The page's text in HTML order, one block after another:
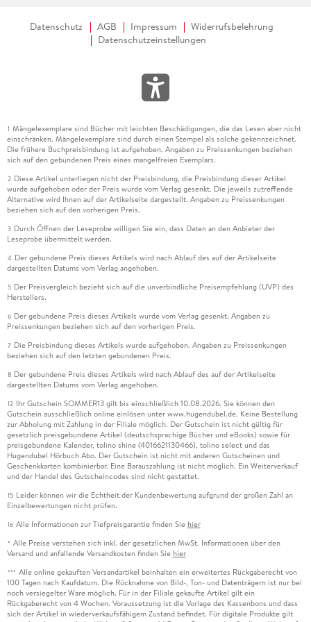
ein beglückender Roman voller Zartheit und Hoffnung. «
Kerstin Hämke, BÜCHERMAGAZIN
»Besonders zu empfehlen für einen Tag am See. «
Laura Maginot, BRIGITTE. DE
geschrieben. Es ist eine starke Coming-of-Age-Geschichte,
leicht und fresh, aber nicht oberflächlich. Unterhaltsam
ebenso wie traurig. Kurzum: ein Roman, den man gerne liest.
«
Zita Bereuter, ORF FM4
»In 22 Bahnen zeichnet Caroline Wahl ihre Protagonisten mit
Vielschichtigkeit und Komplexität, zeigt ihre Sehnsüchte und
ihren Schmerz. Genau hier liegt die Stärke dieses sehr
lesenswerten Buches. «
Sally-Charell Delin, SAARLÄNDISCHER RUNDFUNK
»Krass, schonungslos, lakonisch, zärtlich die Autorin [ ]
entwickelt einen äußerst originellen Sound [. . .]. Jeder
Versuch, das Buch wegzulegen ist zwecklos, man kommt da
nicht mehr raus. [. . .] Ein beeindruckendes Debüt. «
Franziska Wolffheim, TAGESSPIEGEL
»Wahl schreibt mit Feingefühl, bewundernswerter
Leichtigkeit und Herz. «
Jürgen Schickinger, BADISCHE ZEITUNG
»Wahl erzählt in ihrem Erstling mit einer Frische, die Leser in
die Bahn zieht und in einem Rutsch durch den Text
durchschwimmen lässt. «
Bettina Schröm, SÜDKURIER
»Was die Autorin aus diesem tristen Grundsetting an
spannender und berührender Geschichte zaubert, ist für mich
die Überraschung des Buchfrühlings. «
Hans-Peter Herbold, GÖTTINGER TAGEBLATT
Datenschutz AGB Impressum
Widerrufsbelehrung
Datenschutzeinstellungen
1 Mängelexemplare sind Bücher mit leichten Beschädigungen, die das Lesen aber nicht
einschränken. Mängelexemplare sind durch einen Stempel als solche gekennzeichnet.
Die frühere Buchpreisbindung ist aufgehoben. Angaben zu Preissenkungen beziehen
sich auf den gebundenen Preis eines mangelfreien Exemplars.
2 Diese Artikel unterliegen nicht der Preisbindung, die Preisbindung dieser Artikel
wurde aufgehoben oder der Preis wurde vom Verlag gesenkt. Die jeweils zutreffende
Alternative wird Ihnen auf der Artikelseite dargestellt. Angaben zu Preissenkungen
beziehen sich auf den vorherigen Preis.
3 Durch Öffnen der Leseprobe willigen Sie ein, dass Daten an den Anbieter der
Leseprobe übermittelt werden.
4 Der gebundene Preis dieses Artikels wird nach Ablauf des auf der Artikelseite
dargestellten Datums vom Verlag angehoben.
5 Der Preisvergleich bezieht sich auf die unverbindliche Preisempfehlung (UVP) des
Herstellers.
6 Der gebundene Preis dieses Artikels wurde vom Verlag gesenkt. Angaben zu
Preissenkungen beziehen sich auf den vorherigen Preis.
7 Die Preisbindung dieses Artikels wurde aufgehoben. Angaben zu Preissenkungen
beziehen sich auf den letzten gebundenen Preis.
8 Der gebundene Preis dieses Artikels wird nach Ablauf des auf der Artikelseite
dargestellten Datums vom Verlag angehoben.
12 Ihr Gutschein SOMMER13 gilt bis einschließlich 10.08.2026. Sie können den
Gutschein ausschließlich online einlösen unter www.hugendubel.de. Keine Bestellung
zur Abholung mit Zahlung in der Filiale möglich. Der Gutschein ist nicht gültig für
gesetzlich preisgebundene Artikel (deutschsprachige Bücher und eBooks) sowie für
preisgebundene Kalender, tolino shine (4016621130466), tolino select und das
Hugendubel Hörbuch Abo. Der Gutschein ist nicht mit anderen Gutscheinen und
Geschenkkarten kombinierbar. Eine Barauszahlung ist nicht möglich. Ein Weiterverkauf
und der Handel des Gutscheincodes sind nicht gestattet.
15 Leider können wir die Echtheit der Kundenbewertung aufgrund der großen Zahl an
Einzelbewertungen nicht prüfen.
16 Alle Informationen zur Tiefpreisgarantie finden Sie hier
* Alle Preise verstehen sich inkl. der gesetzlichen MwSt. Informationen über den
Versand und anfallende Versandkosten finden Sie hier
*** Alle online gekauften Versandartikel beinhalten ein erweitertes Rückgaberecht von
100 Tagen nach Kaufdatum. Die Rücknahme von Bild-, Ton- und Datenträgern ist nur bei
noch versiegelter Ware möglich. Für in der Filiale gekaufte Artikel gilt ein
Rückgaberecht von 4 Wochen. Voraussetzung ist die Vorlage des Kassenbons und dass
sich der Artikel in wiederverkaufsfähigem Zustand befindet. Für digitale Produkte gilt